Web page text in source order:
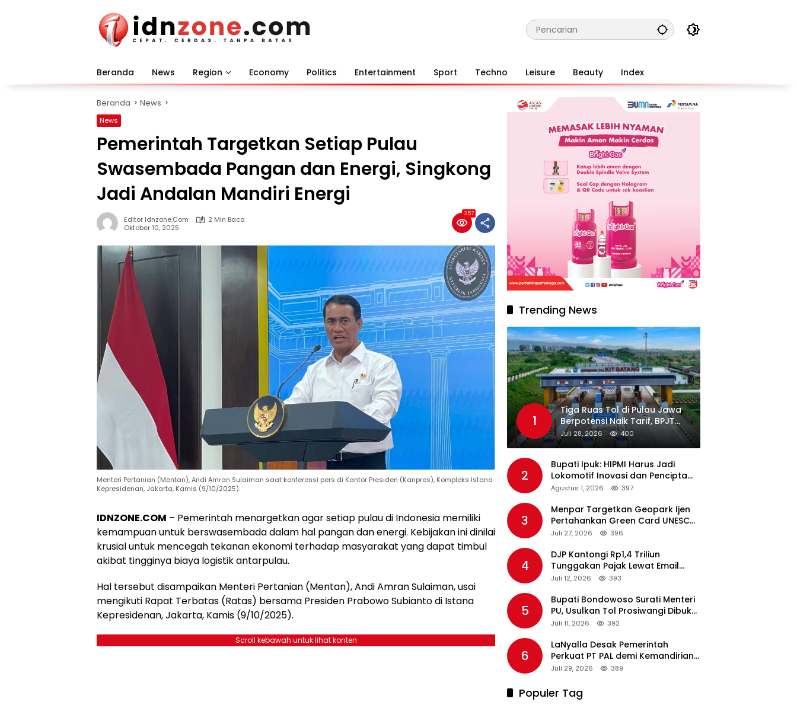
Beranda News Region Economy Politics Entertainment Sport Techno Leisure Beauty Index
Beranda News
News
Pemerintah Targetkan Setiap Pulau
Swasembada Pangan dan Energi, Singkong
Jadi Andalan Mandiri Energi
Editor Idnzone.com
2 Min Baca
Oktober 10, 2025
357
Menteri Pertanian (Mentan), Andi Amran Sulaiman saat konferensi pers di Kantor Presiden (Kanpres), Kompleks Istana
Kepresidenan, Jakarta, Kamis (9/10/2025).
IDNZONE.COM – Pemerintah menargetkan agar setiap pulau di Indonesia memiliki
kemampuan untuk berswasembada dalam hal pangan dan energi. Kebijakan ini dinilai
krusial untuk mencegah tekanan ekonomi terhadap masyarakat yang dapat timbul
akibat tingginya biaya logistik antarpulau.
Hal tersebut disampaikan Menteri Pertanian (Mentan), Andi Amran Sulaiman, usai
mengikuti Rapat Terbatas (Ratas) bersama Presiden Prabowo Subianto di Istana
Kepresidenan, Jakarta, Kamis (9/10/2025).
Scroll kebawah untuk lihat konten
Trending News
1
Tiga Ruas Tol di Pulau Jawa
Berpotensi Naik Tarif, BPJT
Tunggu Hasil Evaluasi
Standar Pelayanan
Juli 28, 2026 400
2
Bupati Ipuk: HIPMI Harus Jadi
Lokomotif Inovasi dan Pencipta
Lapangan Kerja
Agustus 1, 2026 397
3
Menpar Targetkan Geopark Ijen
Pertahankan Green Card UNESCO
pada Revalidasi Agustus 2026
Juli 27, 2026 396
4
DJP Kantongi Rp1,4 Triliun
Tunggakan Pajak Lewat Email
Pengingat, Total Piutang Masih
Juli 12, 2026 393
5
Bupati Bondowoso Surati Menteri
PU, Usulkan Tol Prosiwangi Dibuka
Sementara
Juli 11, 2026 392
6
LaNyalla Desak Pemerintah
Perkuat PT PAL demi Kemandirian
Industri Pertahanan Maritim
Juli 29, 2026 389
Populer Tag